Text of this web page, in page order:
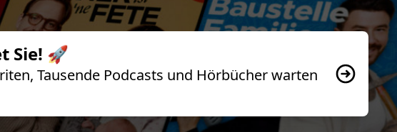
Sie! 🚀
Tausende Podcasts und Hörbücher warten